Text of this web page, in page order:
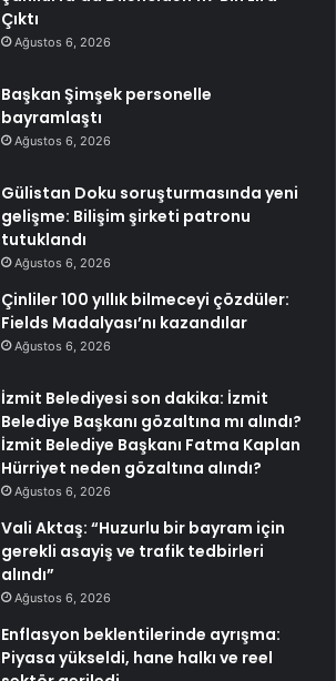
Çıktı
Ağustos 6, 2026
Başkan Şimşek personelle
bayramlaştı
Ağustos 6, 2026
Gülistan Doku soruşturmasında yeni
gelişme: Bilişim şirketi patronu
tutuklandı
Ağustos 6, 2026
Çinliler 100 yıllık bilmeceyi çözdüler:
Fields Madalyası’nı kazandılar
Ağustos 6, 2026
İzmit Belediyesi son dakika: İzmit
Belediye Başkanı gözaltına mı alındı?
İzmit Belediye Başkanı Fatma Kaplan
Hürriyet neden gözaltına alındı?
Ağustos 6, 2026
Vali Aktaş: “Huzurlu bir bayram için
gerekli asayiş ve trafik tedbirleri
alındı”
Ağustos 6, 2026
Enflasyon beklentilerinde ayrışma:
Piyasa yükseldi, hane halkı ve reel